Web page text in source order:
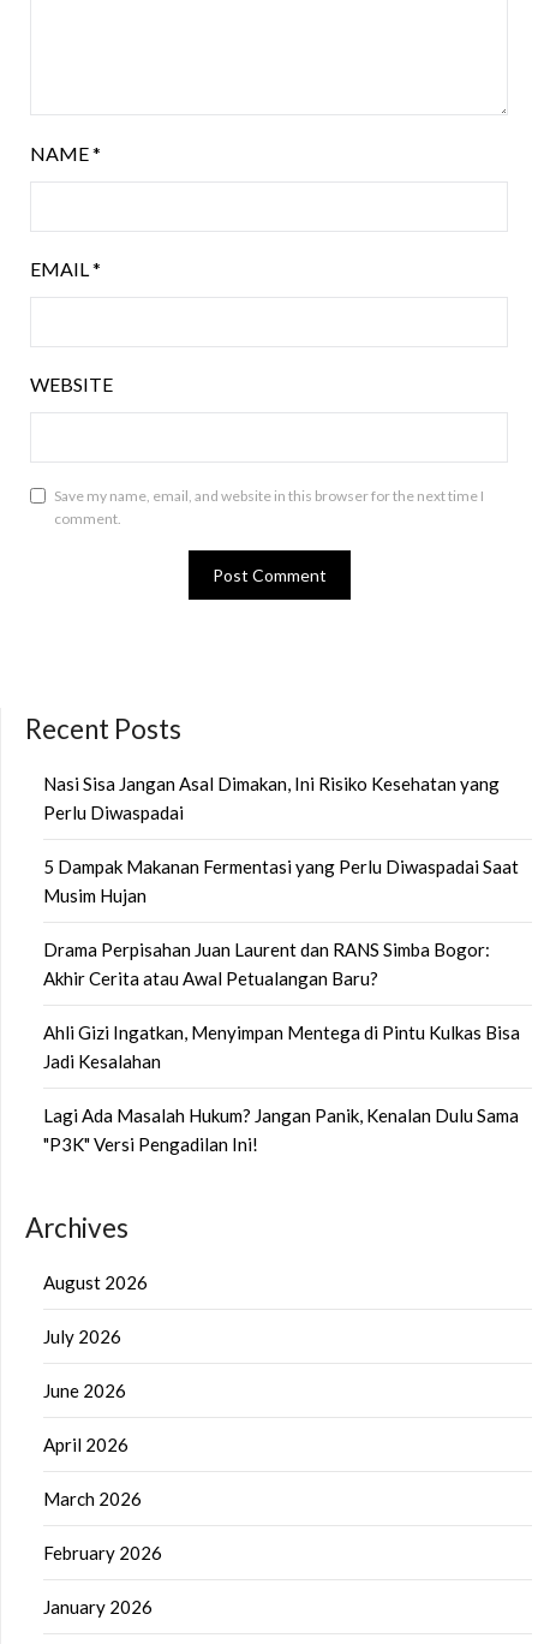
NAME*
EMAIL *
WEBSITE
Save my name, email, and website in this browser for the next time I
comment.
Recent Posts
Nasi Sisa Jangan Asal Dimakan, Ini Risiko Kesehatan yang
Perlu Diwaspadai
5 Dampak Makanan Fermentasi yang Perlu Diwaspadai Saat
Musim Hujan
Drama Perpisahan Juan Laurent dan RANS Simba Bogor:
Akhir Cerita atau Awal Petualangan Baru?
Ahli Gizi Ingatkan, Menyimpan Mentega di Pintu Kulkas Bisa
Jadi Kesalahan
Lagi Ada Masalah Hukum? Jangan Panik, Kenalan Dulu Sama
"P3K" Versi Pengadilan Ini!
Archives
August 2026
July 2026
June 2026
April 2026
March 2026
February 2026
January 2026